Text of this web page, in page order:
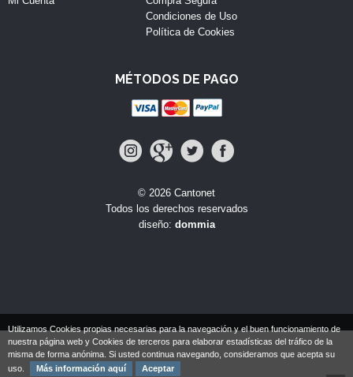
Condiciones de Uso
Política de Cookies
MÉTODOS DE PAGO
© 2026 Cantonet
Todos los derechos reservados
diseño: dommia
Utilizamos Cookies propias necesarias para la navegación y el buen funcionamiento de
nuestra página web y Cookies de terceros para elaborar estadísticas del tráfico de la
misma de forma anónima. Si usted continua navegando, consideramos que acepta su
uso.
Más información aquí Aceptar